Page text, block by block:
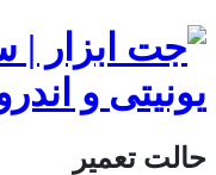
حالت تعمیر